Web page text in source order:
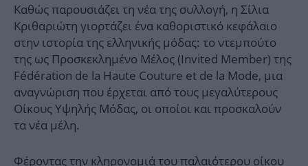
Καθώς παρουσιάζει τη νέα της συλλογή, η Σίλια
Κριθαριώτη γιορτάζει ένα καθοριστικό κεφάλαιο
στην ιστορία της ελληνικής μόδας: το ντεμπούτο
της ως Προσκεκλημένο Μέλος (Invited Member) της
Fédération de la Haute Couture et de la Mode, μια
αναγνώριση που έρχεται από τους μεγαλύτερους
Οίκους Υψηλής Μόδας, οι οποίοι και προσκαλούν
τα νέα μέλη.
Φέροντας την κληρονομιά του παλαιότερου οίκου